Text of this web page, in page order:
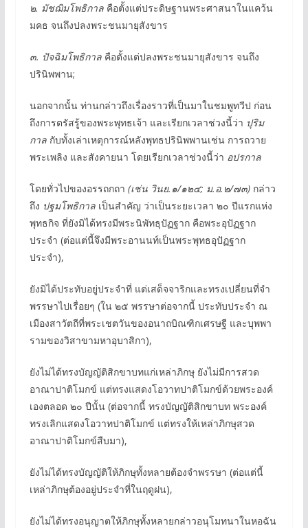
๒. มัชฌิมโพธิกาลคือตั้งแต่ประดิษฐานพระศาสนาในแคว้น
มคธ จนถึงปลงพระชนมายุสังขาร
๓. ปัจฉิมโพธิกาลคือตั้งแต่ปลงพระชนมายุสังขาร จนถึง
ปรินิพพาน;
นอกจากนั้น ท่านกล่าวถึงเรื่องราวที่เป็นมาในชมพูทวีป ก่อน
ถึงการตรัสรู้ของพระพุทธเจ้า และเรียกเวลาช่วงนี้ว่า ปุริม
กาลกับทั้งเล่าเหตุการณ์หลังพุทธปรินิพพานเช่น การถวาย
พระเพลิง และสังคายนา โดยเรียกเวลาช่วงนี้ว่า อปรกาล
โดยทั่วไปของอรรถกถา (เช่น วินย.๑/๑๒๔; ม.อ.๒/๗๓)กล่าว
ถึง ปฐมโพธิกาลเป็นสำคัญ ว่าเป็นระยะเวลา ๒๐ ปีแรกแห่ง
พุทธกิจ ที่ยังมิได้ทรงมีพระนิพัทธุปัฏฐาก คือพระอุปัฏฐาก
ประจำ (ต่อแต่นี้จึงมีพระอานนท์เป็นพระพุทธอุปัฏฐาก
ประจำ),
ยังมิได้ประทับอยู่ประจำที่ แต่เสด็จจาริกและทรงเปลี่ยนที่จำ
พรรษาไปเรื่อยๆ (ใน ๒๕ พรรษาต่อจากนี้ ประทับประจำ ณ
เมืองสาวัตถีที่พระเชตวันของอนาถบิณฑิกเศรษฐี และบุพพา
รามของวิสาขามหาอุบาสิกา),
ยังไม่ได้ทรงบัญญัติสิกขาบทแก่เหล่าภิกษุ ยังไม่มีการสวด
อาณาปาติโมกข์ แต่ทรงแสดงโอวาทปาติโมกข์ด้วยพระองค์
เองตลอด ๒๐ ปีนั้น (ต่อจากนี้ ทรงบัญญัติสิกขาบท พระองค์
ทรงเลิกแสดงโอวาทปาติโมกข์ แต่ทรงให้เหล่าภิกษุสวด
อาณาปาติโมกข์สืบมา),
ยังไม่ได้ทรงบัญญัติให้ภิกษุทั้งหลายต้องจำพรรษา (ต่อแต่นี้
เหล่าภิกษุต้องอยู่ประจำที่ในฤดูฝน),
ยังไม่ได้ทรงอนุญาตให้ภิกษุทั้งหลายกล่าวอนุโมทนาในหอฉัน